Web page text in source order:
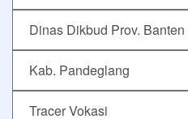
Dinas Dikbud Prov. Banten
Kab. Pandeglang
Tracer Vokasi